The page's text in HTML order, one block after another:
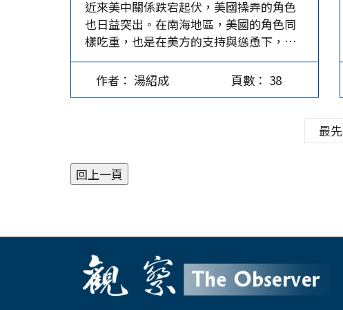
生產據點外移、出口轉向等方式，迅速因
應了新市場的變化；以Apple為例，越南
供應商約有半數是陸籍企業。…
是要有適合的自然條件，如不適宜耕種的
土地面積寬廣、地熱資源源源不斷、風
力、生質能源、日照及水資源充沛等地理
條件。若政府蠻幹就可能破壞生態環境，
影響經濟發展及社區的生活品質。蔡英文
當政時說，2025年綠能的電容量將達
說夢？ 賴清德仍堅持非核家園，因此台灣
的二氧化碳排放量始終無法降低。《遠
15%。賴政府必須正視台灣因缺電又拒絕
核能所滋生的居高不下的溫室氣體排放問
題。 全球最近氣候變遷實況…
近來美中關係跌宕起伏，美國操弄的角色
也日益突出。在南海地區，美國的角色同
樣吃重，也是在美方的支持與慫恿下，菲
律賓不斷地在南海滋事，日前中方海警艦
艇成功地阻止了菲方對仁愛礁的補給任
務。越南也蠢蠢欲動，但其領導人日前訪
年菲方派遣了快退役的「馬德雷山號」登
陸艦(Sierra Madre)故意「坐灘」仁愛暗
惡化後，中方就封鎖了補給船建材的運輸
路徑。…
作者： 湯紹成 頁數： 38
最先